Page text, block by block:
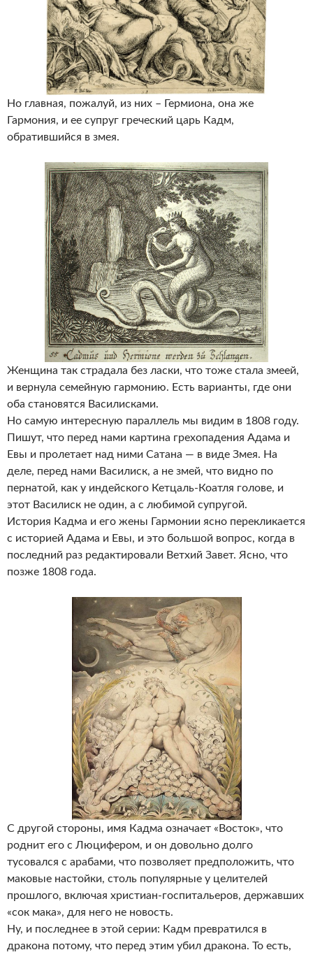
Но главная, пожалуй, из них – Гермиона, она же
Гармония, и ее супруг греческий царь Кадм,
обратившийся в змея.
Женщина так страдала без ласки, что тоже стала змеей,
и вернула семейную гармонию. Есть варианты, где они
оба становятся Василисками.
Но самую интересную параллель мы видим в 1808 году.
Пишут, что перед нами картина грехопадения Адама и
Евы и пролетает над ними Сатана — в виде Змея. На
деле, перед нами Василиск, а не змей, что видно по
пернатой, как у индейского Кетцаль-Коатля голове, и
этот Василиск не один, а с любимой супругой.
История Кадма и его жены Гармонии ясно перекликается
с историей Адама и Евы, и это большой вопрос, когда в
последний раз редактировали Ветхий Завет. Ясно, что
позже 1808 года.
С другой стороны, имя Кадма означает «Восток», что
роднит его с Люцифером, и он довольно долго
тусовался с арабами, что позволяет предположить, что
маковые настойки, столь популярные у целителей
прошлого, включая христиан-госпитальеров, державших
«сок мака», для него не новость.
Ну, и последнее в этой серии: Кадм превратился в
дракона потому, что перед этим убил дракона. То есть,